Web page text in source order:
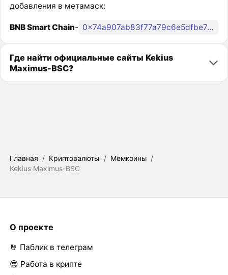
добавления в метамаск:
BNB Smart Chain- 0x74a907ab83f77a79c6e5dfbe7e330d557704d74c
Где найти официальные сайты Kekius
Maximus-BSC?
Главная / Криптовалюты / Мемкоины /
Kekius Maximus-BSC
О проекте
🤘 Паблик в телеграм
😎 Работа в крипте